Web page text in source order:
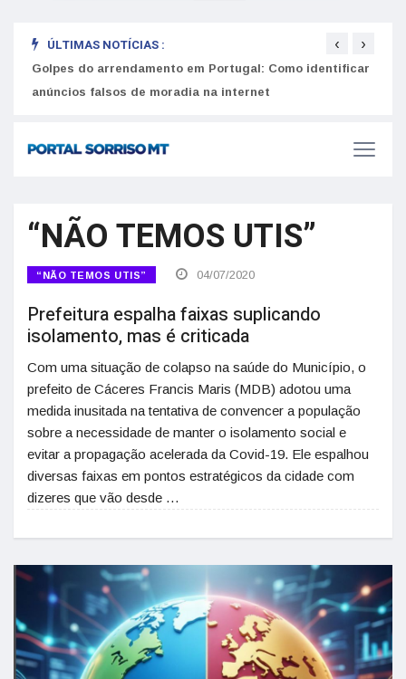
ÚLTIMAS NOTÍCIAS :
Golpes do arrendamento em Portugal: Como identificar
anúncios falsos de moradia na internet
‹ ›
“NÃO TEMOS UTIS”
“NÃO TEMOS UTIS” 04/07/2020
Prefeitura espalha faixas suplicando
isolamento, mas é criticada
Com uma situação de colapso na saúde do Município, o
prefeito de Cáceres Francis Maris (MDB) adotou uma
medida inusitada na tentativa de convencer a população
sobre a necessidade de manter o isolamento social e
evitar a propagação acelerada da Covid-19. Ele espalhou
diversas faixas em pontos estratégicos da cidade com
dizeres que vão desde …